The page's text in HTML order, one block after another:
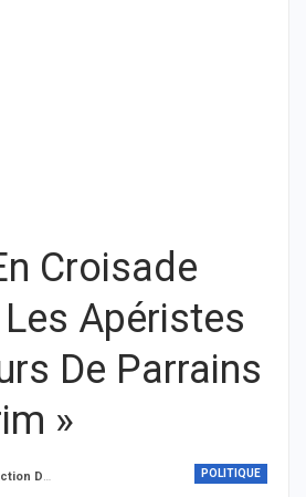
Croisade
Apéristes
De Parrains
»
POLITIQUE